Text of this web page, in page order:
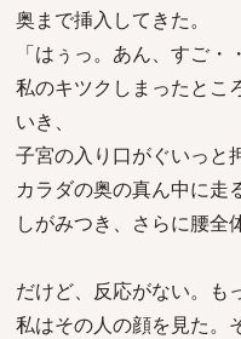
奥まで挿入してきた。
「はぅっ。あん、すご・
私のキツクしまったとこ
いき、
子宮の入り口がぐいっと
カラダの奥の真ん中に走
しがみつき、さらに腰全
だけど、反応がない。も
私はその人の顔を見た。